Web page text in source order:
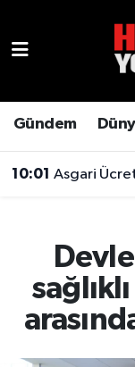
Gündem
10:01 Asgari Ücret
Genel
Gündem
Hava
Son
Haber Arşivi